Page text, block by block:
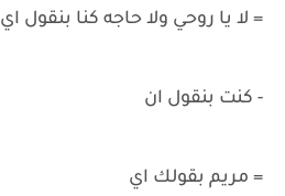
= لا يا روحي ولا حاجه كنا بنقول اي
- كنت بنقول ان
= مريم بقولك اي